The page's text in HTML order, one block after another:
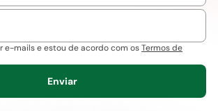
e-mails e estou de acordo com osTermos de
Enviar